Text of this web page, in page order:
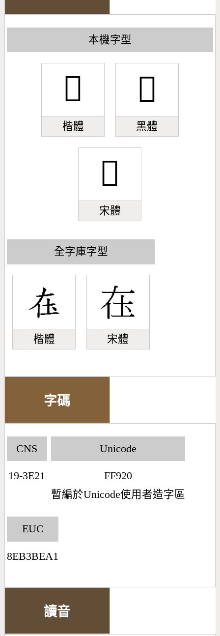
本機字型
󿤠
楷體
󿤠
黑體
󿤠
宋體
全字庫字型
楷體 宋體
字碼
CNS
19-3E21
Unicode
FF920
暫編於Unicode使用者造字區
EUC
8EB3BEA1
讀音